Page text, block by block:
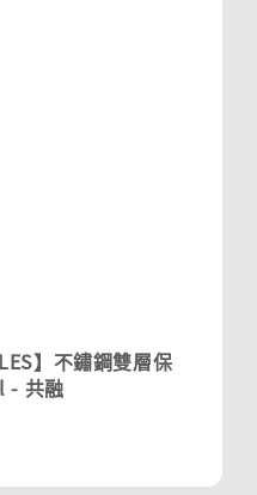
】不鏽鋼雙層保
- 共融